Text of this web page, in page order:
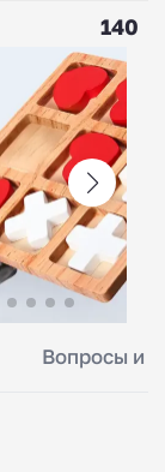
Вопросы и
140